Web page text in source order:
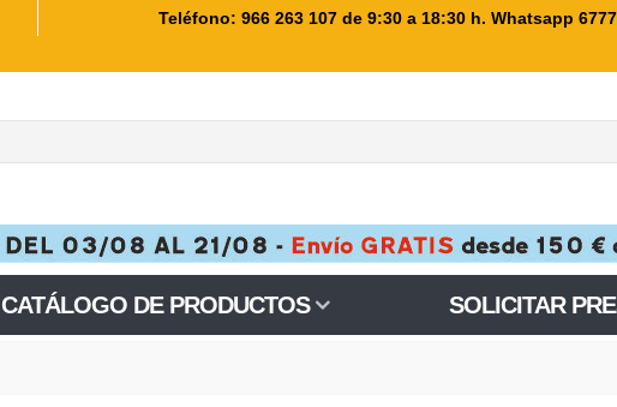
Teléfono: 966 263 107 de 9:30 a 18:30 h. Whatsapp
CATÁLOGO DE PRODUCTOS SOLICITAR